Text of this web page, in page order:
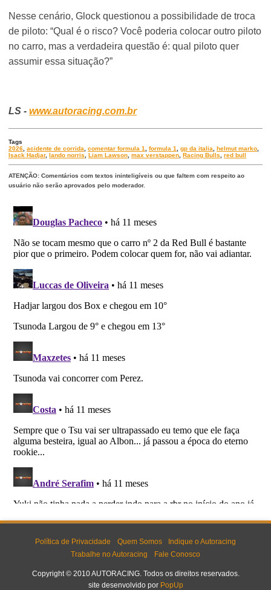
Nesse cenário, Glock questionou a possibilidade de troca
de piloto: “Qual é o risco? Você poderia colocar outro piloto
no carro, mas a verdadeira questão é: qual piloto quer
assumir essa situação?”
LS -www.autoracing.com.br
Tags
2026 ,acidente de corrida ,comentar formula 1 ,formula 1 ,gp da italia ,helmut marko
Isack Hadjar,lando norris ,Liam Lawson ,max verstappen ,Racing Bulls ,red bull
ATENÇÃO: Comentários com textos ininteligíveis ou que faltem com respeito ao
usuário não serão aprovados pelo moderador.
Política de Privacidade Quem Somos
Indique o Autoracing
Trabalhe no Autoracing
Fale Conosco
Copyright © 2010 AUTORACING. Todos os direitos reservados.
site desenvolvido por PopUp